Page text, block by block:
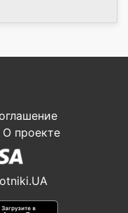
О проекте